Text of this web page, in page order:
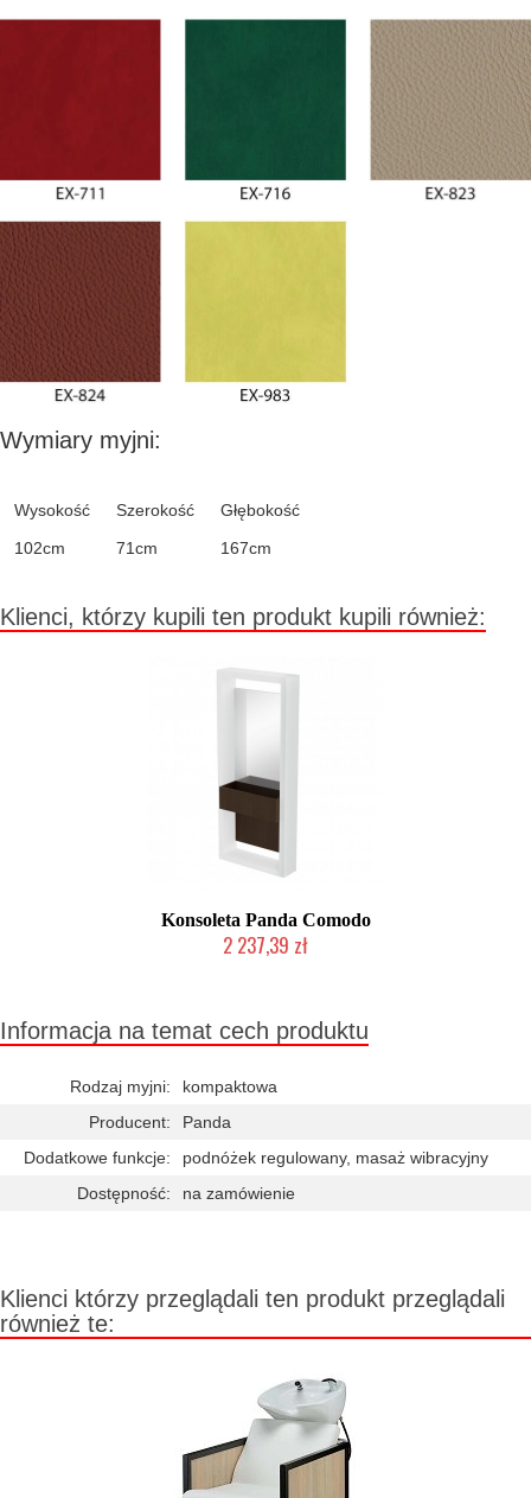
Wymiary myjni:
Wysokość Szerokość
Głębokość
102cm
71cm 167cm
Klienci, którzy kupili ten produkt kupili również:
Konsoleta Panda Comodo
2 237,39 zł
Informacja na temat cech produktu
Rodzaj myjni:
kompaktowa
Producent:
Panda
Dodatkowe funkcje:
podnóżek regulowany, masaż wibracyjny
Dostępność:
na zamówienie
Klienci którzy przeglądali ten produkt przeglądali
również te: